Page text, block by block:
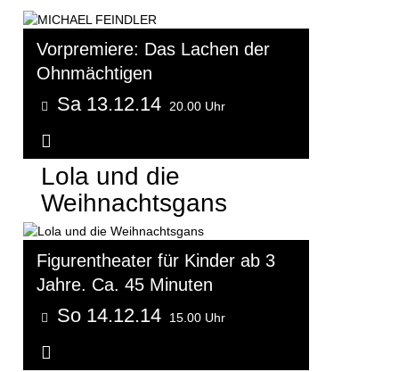
Vorpremiere: Das Lachen der
Ohnmächtigen
Sa 13.12.14 20.00 Uhr
Lola und die
Weihnachtsgans
Figurentheater für Kinder ab 3
Jahre. Ca. 45 Minuten
So 14.12.14 15.00 Uhr